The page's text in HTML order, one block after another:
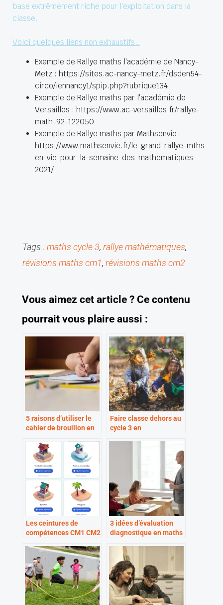
base extrêmement riche pour l'exploitation dans la
classe.
Voici quelques liens non exhaustifs…
Exemple de Rallye maths l'académie de Nancy-
Metz : https://sites.ac-nancy-metz.fr/dsden54-
circo/iennancy1/spip.php?rubrique134
Exemple de Rallye maths par l'académie de
Versailles : https://www.ac-versailles.fr/rallye-
math-92-122050
Exemple de Rallye maths par Mathsenvie :
https://www.mathsenvie.fr/le-grand-rallye-mths-
en-vie-pour-la-semaine-des-mathematiques-
2021/
Tags : maths cycle 3, rallye mathématiques
révisions maths cm1, révisions maths cm2
Vous aimez cet article ? Ce contenu
pourrait vous plaire aussi :
5 raisons d’utiliser le
cahier de brouillon en
Faire classe dehors au
cycle 3 en
Les ceintures de
compétences CM1 CM2
3 idées d’évaluation
diagnostique en maths